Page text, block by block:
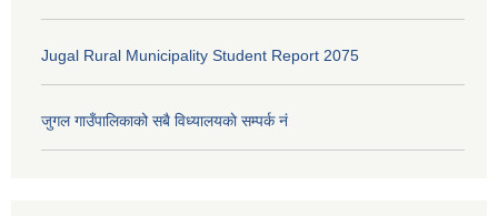
Jugal Rural Municipality Student Report 2075
जुगल गाउँपालिकाको सबै विध्यालयकाे सम्पर्क नं